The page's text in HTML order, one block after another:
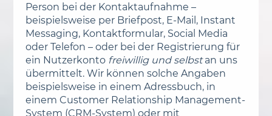
Person bei der Kontaktaufnahme –
beispielsweise per Briefpost, E-Mail, Instant
Messaging, Kontaktformular, Social Media
oder Telefon – oder bei der Registrierung für
ein Nutzerkonto freiwillig und selbstan uns
übermittelt. Wir können solche Angaben
beispielsweise in einem Adressbuch, in
einem Customer Relationship Management-
System (CRM-System) oder mit